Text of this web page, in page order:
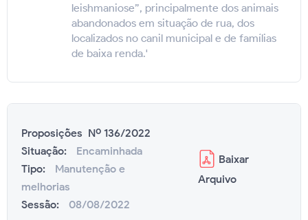
leishmaniose”, principalmente dos animais
abandonados em situação de rua, dos
localizados no canil municipal e de famílias
de baixa renda.'
Proposições Nº 136/2022
Situação:
Encaminhada
Tipo:
Manutenção e
melhorias
Sessão:
08/08/2022
Baixar
Arquivo